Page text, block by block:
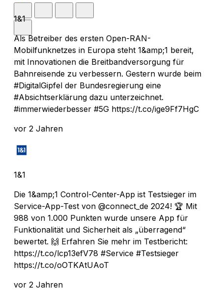
1&1
Als Betreiber des ersten Open-RAN-
Mobilfunknetzes in Europa steht 1&amp;1 bereit,
mit Innovationen die Breitbandversorgung für
Bahnreisende zu verbessern. Gestern wurde beim
#DigitalGipfel der Bundesregierung eine
#Absichtserklärung dazu unterzeichnet.
#immerwiederbesser #5G https://t.co/ige9Ff7HgC
vor 2 Jahren
1&1
Die 1&amp;1 Control-Center-App ist Testsieger im
Service-App-Test von @connect_de 2024! 🏆 Mit
988 von 1.000 Punkten wurde unsere App für
Funktionalität und Sicherheit als „überragend“
bewertet. 🙌 Erfahren Sie mehr im Testbericht:
https://t.co/lcp13efV78 #Service #Testsieger
https://t.co/oOTKAtUAoT
vor 2 Jahren